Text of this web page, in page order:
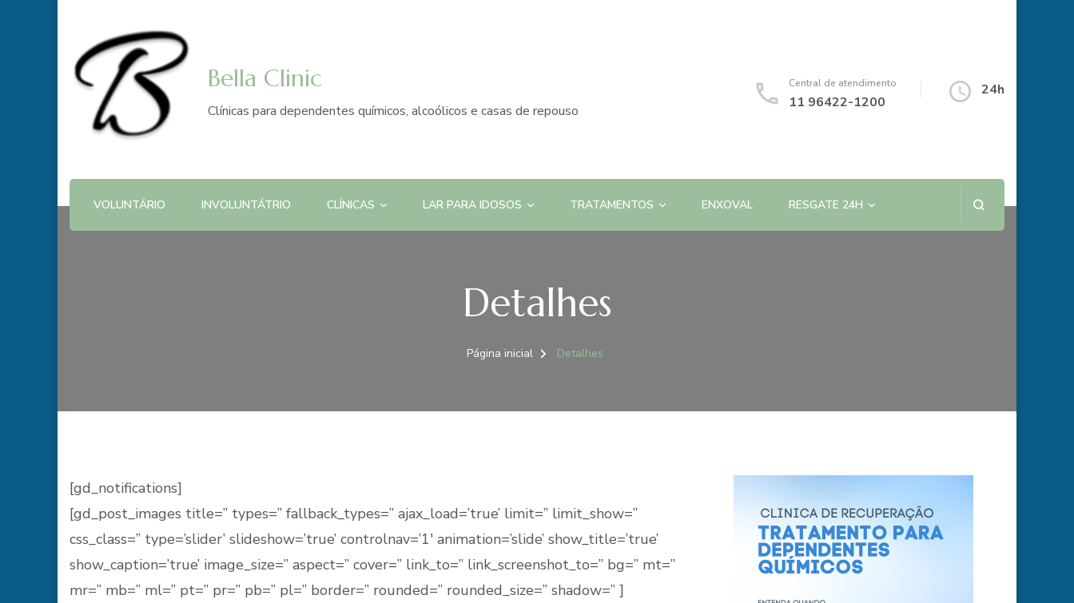
Bella Clinic
Clínicas para dependentes químicos, alcoólicos e casas de repouso
Central de atendimento
11 96422-1200
24h
VOLUNTÁRIO INVOLUNTÁTRIO CLÍNICAS LAR PARA IDOSOS TRATAMENTOS ENXOVAL RESGATE 24H
Detalhes
Página inicial Detalhes
[gd_notifications]
[gd_post_images title=” types=” fallback_types=” ajax_load=’true’ limit=” limit_show=”
css_class=” type=’slider’ slideshow=’true’ controlnav=’1′ animation=’slide’ show_title=’true’
show_caption=’true’ image_size=” aspect=” cover=” link_to=” link_screenshot_to=” bg=” mt=”
mr=” mb=” ml=” pt=” pr=” pb=” pl=” border=” rounded=” rounded_size=” shadow=” ]